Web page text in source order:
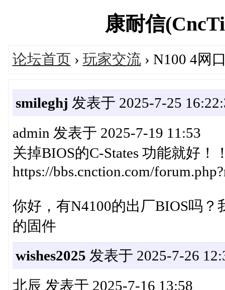
康耐信
论坛首页 › 玩家交流› N100 4网
smileghj 发表于 2025-7-25
admin 发表于 2025-7-19 11:53
关掉BIOS的C-States 功能就好
https://bbs.cnction.com/
你好，有N4100的出厂BIOS吗？
的固件
wishes2025 发表于 2025-7-26
北辰 发表于 2025-7-16 13:58